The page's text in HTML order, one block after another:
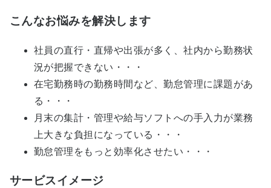
こんなお悩みを解決します
社員の直行・直帰や出張が多く、社内から勤務状
況が把握できない・・・
在宅勤務時の勤務時間など、勤怠管理に課題があ
る・・・
月末の集計・管理や給与ソフトへの手入力が業務
上大きな負担になっている・・・
勤怠管理をもっと効率化させたい・・・
サービスイメージ